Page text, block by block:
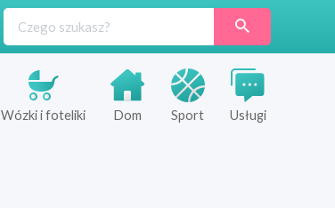
Wózki i foteliki Dom Sport Usługi